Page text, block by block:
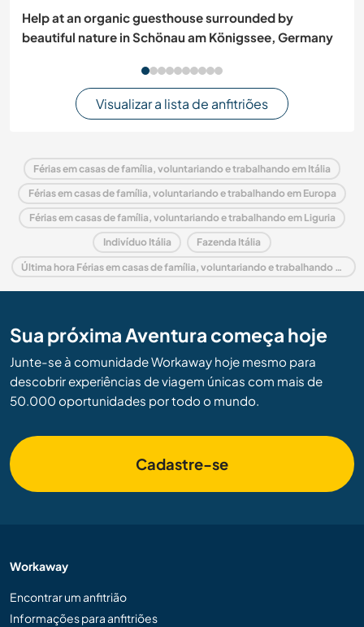
Help at an organic guesthouse surrounded by
beautiful nature in Schönau am Königssee, Germany
Visualizar a lista de anfitriões
Férias em casas de família, voluntariando e trabalhando em Itália
Férias em casas de família, voluntariando e trabalhando em Europa
Férias em casas de família, voluntariando e trabalhando em Liguria
Indivíduo Itália Fazenda Itália
Última hora Férias em casas de família, voluntariando e trabalhando em Itália
Sua próxima Aventura começa hoje
Junte-se à comunidade Workaway hoje mesmo para
descobrir experiências de viagem únicas com mais de
50.000 oportunidades por todo o mundo.
Cadastre-se
Workaway
Encontrar um anfitrião
Informações para anfitriões